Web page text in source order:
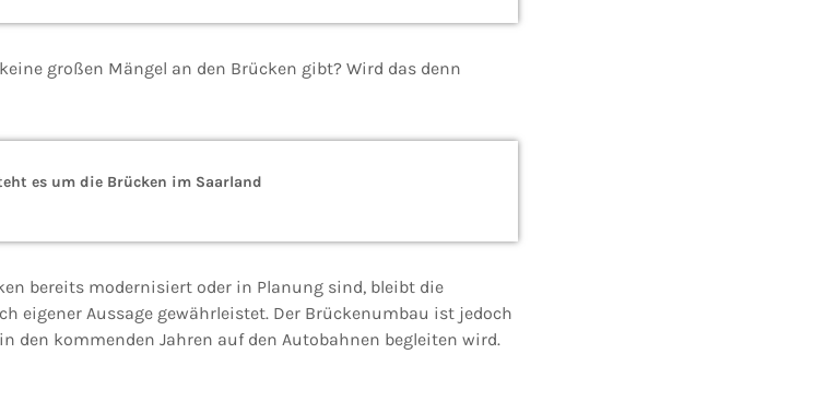
großen Mängel an den Brücken gibt? Wird das denn
es um die Brücken im Saarland
bereits modernisiert oder in Planung sind, bleibt die
eigener Aussage gewährleistet. Der Brückenumbau ist jedoch
den kommenden Jahren auf den Autobahnen begleiten wird.